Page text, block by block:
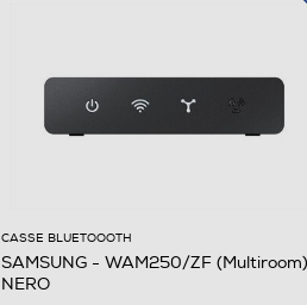
CASSE BLUETOOOTH
SAMSUNG - WAM250/ZF
NERO